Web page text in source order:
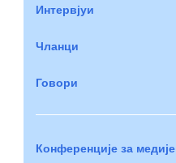
Интервјуи
Чланци
Говори
Конференције за медије